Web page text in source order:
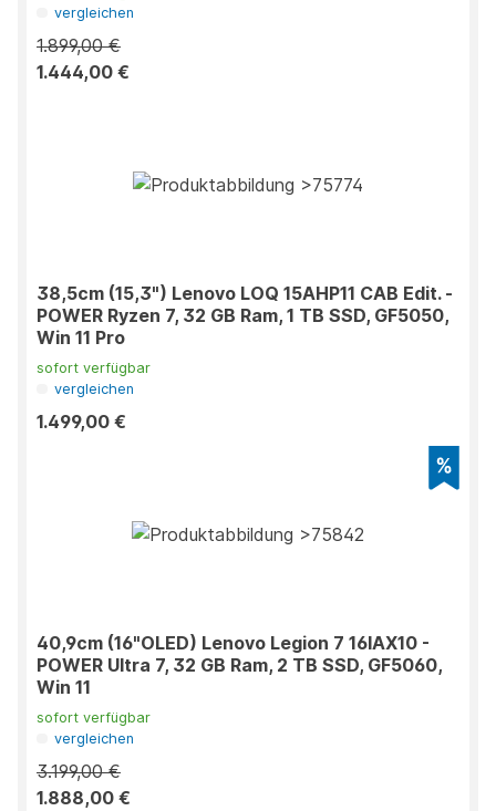
vergleichen
1.899,00 €
1.444,00 €
38,5cm (15,3") Lenovo LOQ 15AHP11 CAB Edit. -
POWER Ryzen 7, 32 GB Ram, 1 TB SSD, GF5050,
Win 11 Pro
sofort verfügbar
vergleichen
1.499,00 €
40,9cm (16"OLED) Lenovo Legion 7 16IAX10 -
POWER Ultra 7, 32 GB Ram, 2 TB SSD, GF5060,
Win 11
sofort verfügbar
vergleichen
3.199,00 €
1.888,00 €